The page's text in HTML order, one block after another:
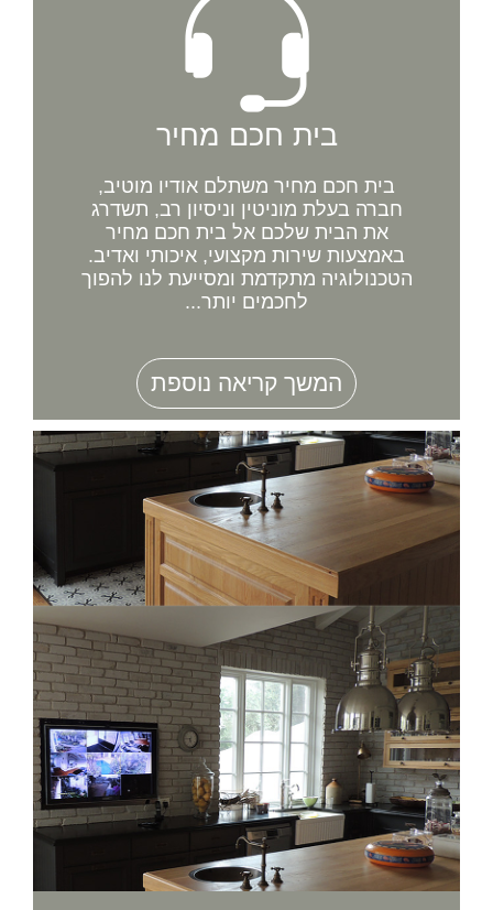
בית חכם מחיר
בית חכם מחיר משתלם אודיו מוטיב,
חברה בעלת מוניטין וניסיון רב, תשדרג
את הבית שלכם אל בית חכם מחיר
באמצעות שירות מקצועי, איכותי ואדיב.
הטכנולוגיה מתקדמת ומסייעת לנו להפוך
לחכמים יותר...
המשך קריאה נוספת